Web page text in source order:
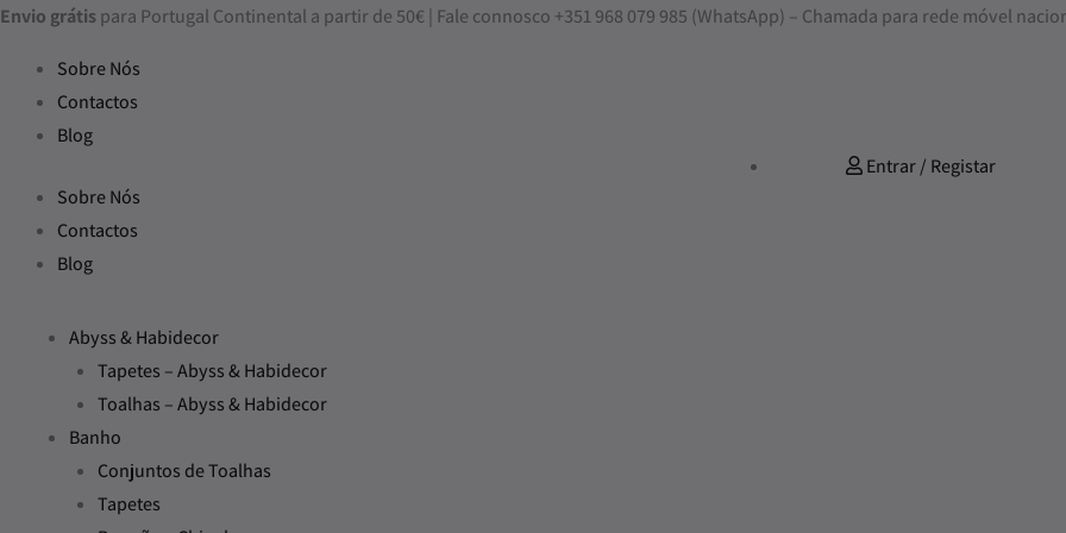
Skip
content
Envio grátispara Portugal Continental a partir de 50€ | Fale connosco +351 968 079 985 (WhatsApp) – Chamada para rede móvel
Sobre Nós
Contactos
Blog
Sobre Nós
Contactos
Blog
Entrar / Registar
Abyss & Habidecor
Tapetes – Abyss & Habidecor
Toalhas – Abyss & Habidecor
Banho
Conjuntos de Toalhas
Tapetes
Price
Quantidade
Tapete
de
Banho